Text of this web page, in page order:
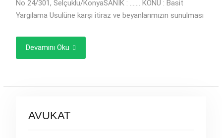
No 24/301, Selçuklu/KonyaSANIK : ……. KONU : Basit
Yargılama Usulüne karşı itiraz ve beyanlarımızın sunulması
Devamını Oku
AVUKAT